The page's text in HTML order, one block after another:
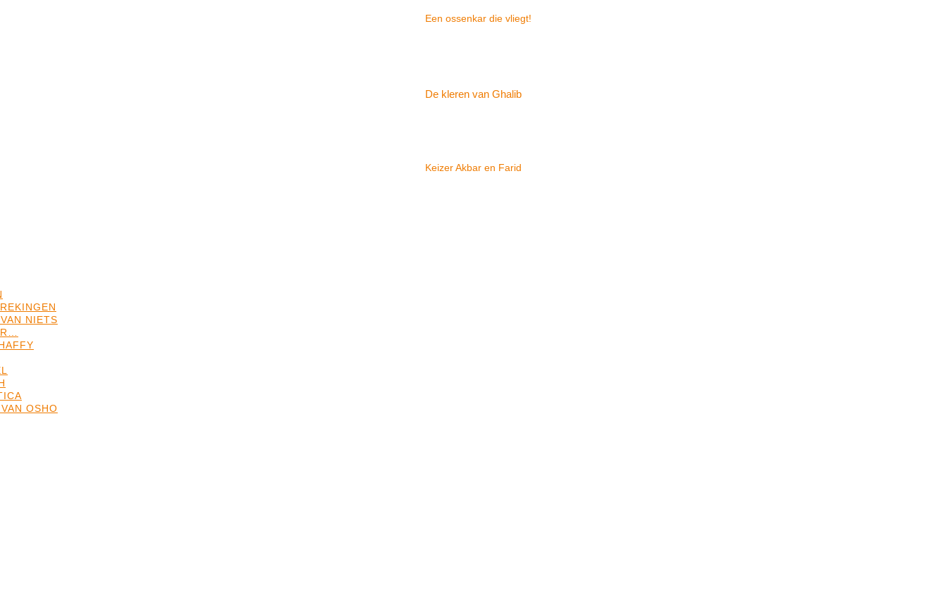
Een ossenkar die vliegt!
De kleren van Ghalib
Keizer Akbar en Farid
NIETS
OSHO